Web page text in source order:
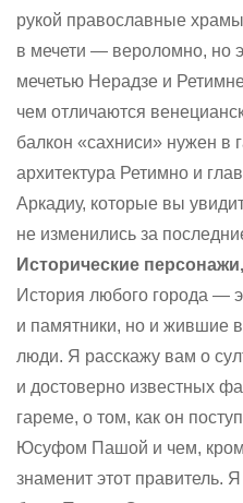
рукой православные
в мечети — вероломно, но
мечетью Нерадзе и
чем отличаются
балкон «сахниси» нужен в
архитектура Ретимно и
Аркадиу, которые вы
не изменились за
Исторические
История любого города —
и памятники, но и жившие
люди. Я расскажу вам о
и достоверно известных
гареме, о том, как он
Юсуфом Пашой и чем,
знаменит этот правитель.